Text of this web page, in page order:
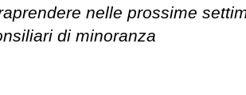
nelle prossime
di minoranza